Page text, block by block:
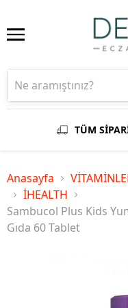
TÜM
Anasayfa
İHEALTH
Sambucol Plus Kids
Gıda 60 Tablet